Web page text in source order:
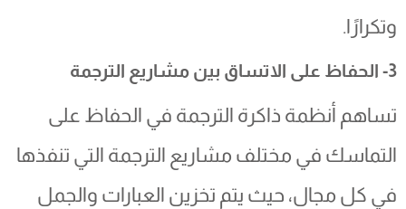
وتكرارًا.
3- الحفاظ على الاتساق بين مشاريع الترجمة
تساهم أنظمة ذاكرة الترجمة في الحفاظ على
التماسك في مختلف مشاريع الترجمة التي تنفذها
في كل مجال، حيث يتم تخزين العبارات والجمل